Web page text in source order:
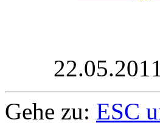
Gehe zu: ESC